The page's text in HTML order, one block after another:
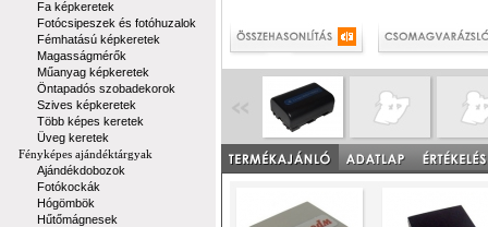
Fa képkeretek
Fotócsipeszek és fotóhuzalok
Fémhatású képkeretek
Magasságmérők
Műanyag képkeretek
Öntapadós szobadekorok
Szives képkeretek
Több képes keretek
Üveg keretek
Fényképes ajándéktárgyak
Ajándékdobozok
Fotókockák
Hógömbök
Hűtőmágnesek